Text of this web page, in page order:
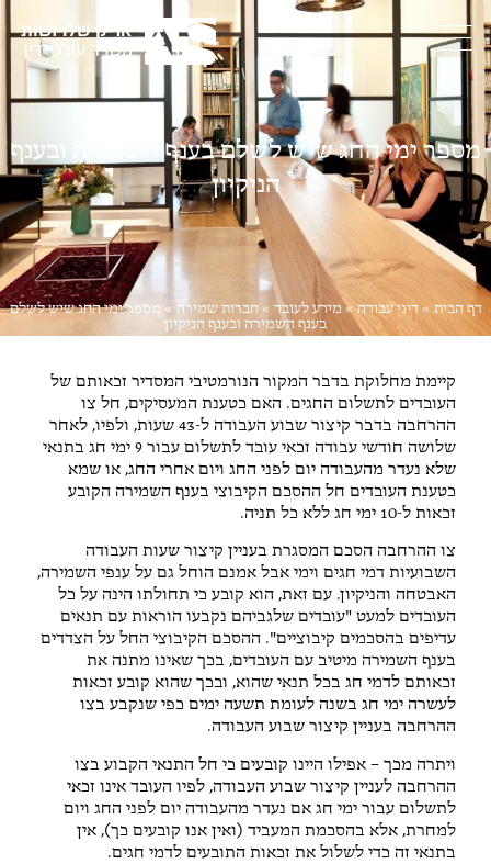
מספר ימי החג שיש לשלם בענף השמירה ובענף
הניקיון
דף הבית »דיני עבודה»מידע לעובד »חברות שמירה» מספר ימי החג שיש לשלם
בענף השמירה ובענף הניקיון
קיימת מחלוקת בדבר המקור הנורמטיבי המסדיר זכאותם של
העובדים לתשלום החגים. האם כטענת המעסיקים, חל צו
ההרחבה בדבר קיצור שבוע העבודה ל-43 שעות, ולפיו, לאחר
שלושה חודשי עבודה זכאי עובד לתשלום עבור 9 ימי חג בתנאי
שלא נעדר מהעבודה יום לפני החג ויום אחרי החג, או שמא
כטענת העובדים חל ההסכם הקיבוצי בענף השמירה הקובע
זכאות ל-10 ימי חג ללא כל תניה.
צו ההרחבה הסכם המסגרת בעניין קיצור שעות העבודה
השבועיות דמי חגים וימי אבל אמנם הוחל גם על ענפי השמירה,
האבטחה והניקיון. עם זאת, הוא קובע כי תחולתו הינה על כל
העובדים למעט "עובדים שלגביהם נקבעו הוראות עם תנאים
עדיפים בהסכמים קיבוציים". ההסכם הקיבוצי החל על הצדדים
בענף השמירה מיטיב עם העובדים, בכך שאינו מתנה את
זכאותם לדמי חג בכל תנאי שהוא, ובכך שהוא קובע זכאות
לעשרה ימי חג בשנה לעומת תשעה ימים כפי שנקבע בצו
ההרחבה בעניין קיצור שבוע העבודה.
ויתרה מכך – אפילו היינו קובעים כי חל התנאי הקבוע בצו
ההרחבה לעניין קיצור שבוע העבודה, לפיו העובד אינו זכאי
לתשלום עבור ימי חג אם נעדר מהעבודה יום לפני החג ויום
למחרת, אלא בהסכמת המעביד (ואין אנו קובעים כך), אין
בתנאי זה כדי לשלול את זכאות התובעים לדמי חגים.